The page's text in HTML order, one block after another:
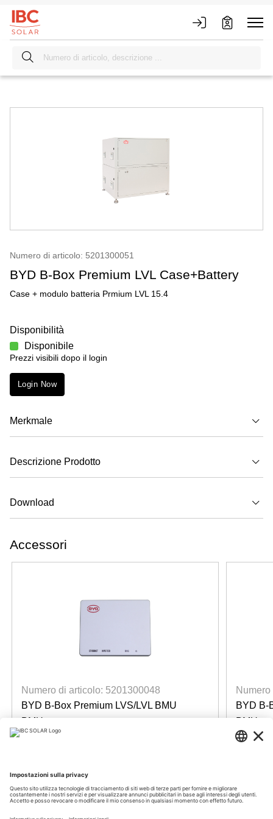
Numero di articolo: 5201300051
BYD B-Box Premium LVL Case+Battery
Case + modulo batteria Prmium LVL 15.4
Disponibilità
Disponibile
Prezzi visibili dopo il login
Login Now
Merkmale
Descrizione Prodotto
Download
Accessori
Numero di articolo: 5201300048
BYD B-Box Premium LVS/LVL BMU
BMU
BYD B-
BMU